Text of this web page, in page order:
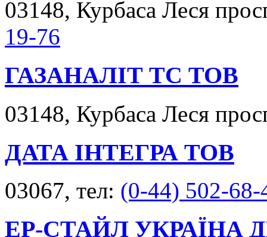
03148, Курбаса Леся
19-76
ГАЗАНАЛІТ ТС ТОВ
03148, Курбаса Леся
ДАТА ІНТЕГРА ТОВ
03067, тел: (0-44) 502-68-
ЕР-СТАЙЛ УКРАЇНА